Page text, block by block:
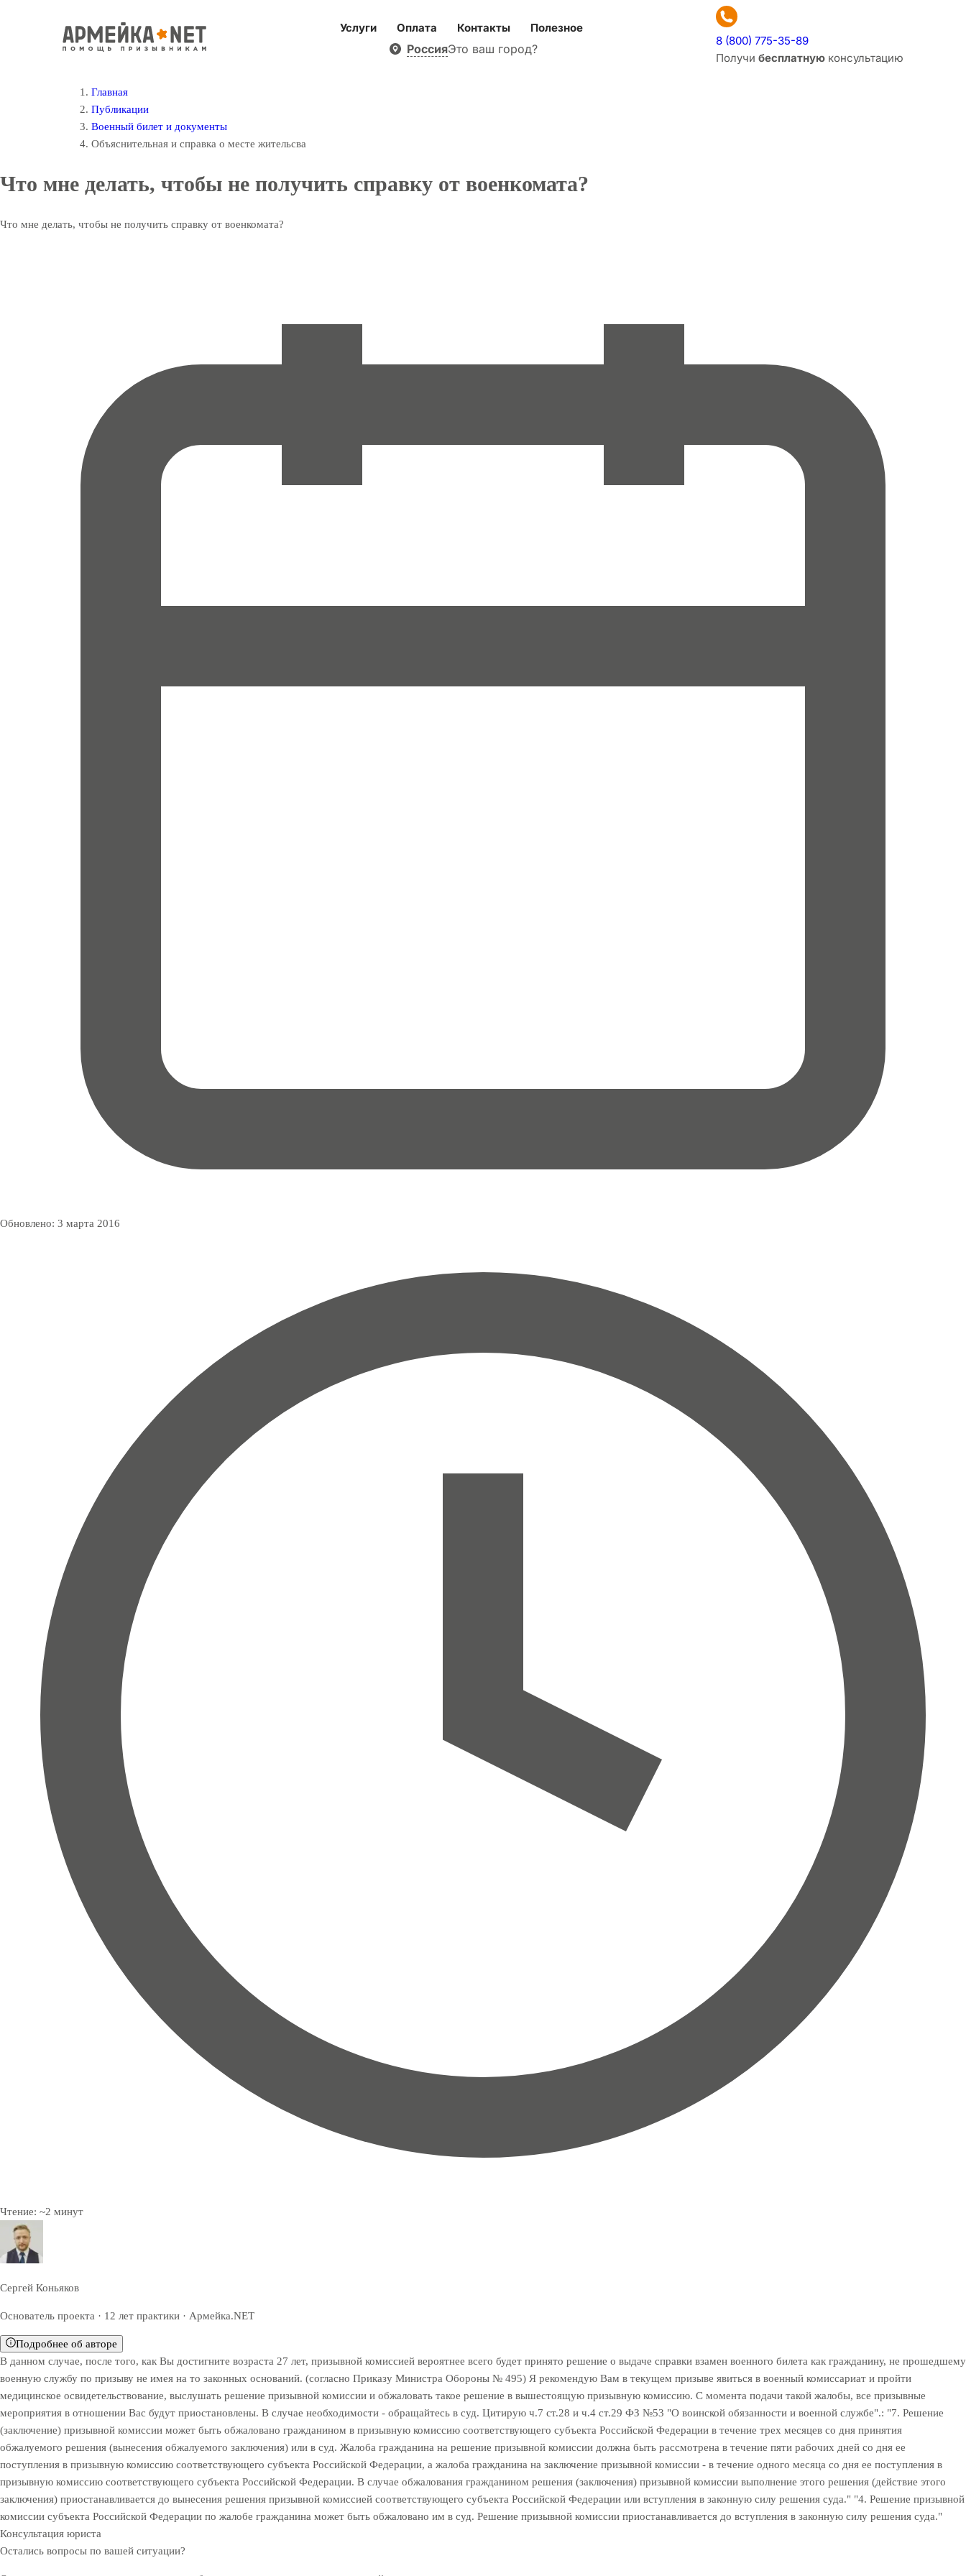
Услуги Оплата Контакты Полезное
РоссияЭто ваш город?
8 (800) 775-35-89
Получи бесплатную консультацию
Главная
Публикации
Военный билет и документы
Объяснительная и справка о месте жительсва
Что мне делать, чтобы не получить справку от военкомата?
Что мне делать, чтобы не получить справку от военкомата?
Обновлено: 3 марта 2016
Чтение: ~2 минут
Сергей Коньяков
Основатель проекта · 12 лет практики · Армейка.NET
Подробнее об авторе
В данном случае, после того, как Вы достигните возраста 27 лет, призывной комиссией вероятнее всего будет принято решение о выдаче справки взамен военного билета как гражданину, не прошедшему
военную службу по призыву не имея на то законных оснований. (согласно Приказу Министра Обороны № 495) Я рекомендую Вам в текущем призыве явиться в военный комиссариат и пройти
медицинское освидетельствование, выслушать решение призывной комиссии и обжаловать такое решение в вышестоящую призывную комиссию. С момента подачи такой жалобы, все призывные
мероприятия в отношении Вас будут приостановлены. В случае необходимости - обращайтесь в суд. Цитирую ч.7 ст.28 и ч.4 ст.29 ФЗ №53 "О воинской обязанности и военной службе".: "7. Решение
(заключение) призывной комиссии может быть обжаловано гражданином в призывную комиссию соответствующего субъекта Российской Федерации в течение трех месяцев со дня принятия
обжалуемого решения (вынесения обжалуемого заключения) или в суд. Жалоба гражданина на решение призывной комиссии должна быть рассмотрена в течение пяти рабочих дней со дня ее
поступления в призывную комиссию соответствующего субъекта Российской Федерации, а жалоба гражданина на заключение призывной комиссии - в течение одного месяца со дня ее поступления в
призывную комиссию соответствующего субъекта Российской Федерации. В случае обжалования гражданином решения (заключения) призывной комиссии выполнение этого решения (действие этого
заключения) приостанавливается до вынесения решения призывной комиссией соответствующего субъекта Российской Федерации или вступления в законную силу решения суда." "4. Решение призывной
комиссии субъекта Российской Федерации по жалобе гражданина может быть обжаловано им в суд. Решение призывной комиссии приостанавливается до вступления в законную силу решения суда."
Консультация юриста
Остались вопросы по вашей ситуации?